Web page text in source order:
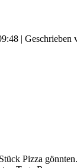
| Geschrieben
Pizza